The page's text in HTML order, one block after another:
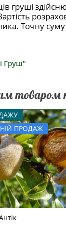
груші
Точну
Груш"
товаром
ПРОДАЖ
привитий.
в кінці
жовтня.
Антік —
Збір
з середини
на